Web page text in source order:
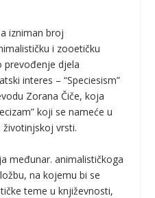
izniman broj
i zooetičku
prevođenje djela
interes – “Speciesism”
Zorana Čiče, koja
koji se nameće u
vrsti.
međunar. animalističkoga
na kojemu bi se
teme u književnosti,